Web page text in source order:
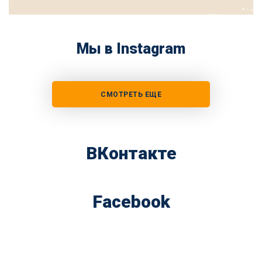
Мы в Instagram
СМОТРЕТЬ ЕЩЕ
ВКонтакте
Facebook